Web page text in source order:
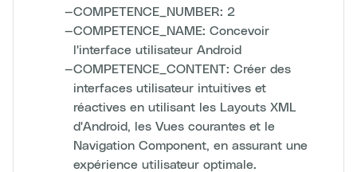
—COMPETENCE_NUMBER: 2
—COMPETENCE_NAME: Concevoir
l'interface utilisateur Android
—COMPETENCE_CONTENT: Créer des
interfaces utilisateur intuitives et
réactives en utilisant les Layouts XML
d'Android, les Vues courantes et le
Navigation Component, en assurant une
expérience utilisateur optimale.